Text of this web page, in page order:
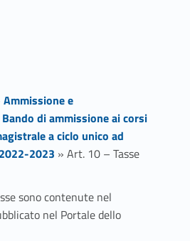
Ammissione e
Bando di ammissione ai corsi
a ciclo unico ad
2023 » Art. 10 – Tasse
sono contenute nel
nel Portale dello